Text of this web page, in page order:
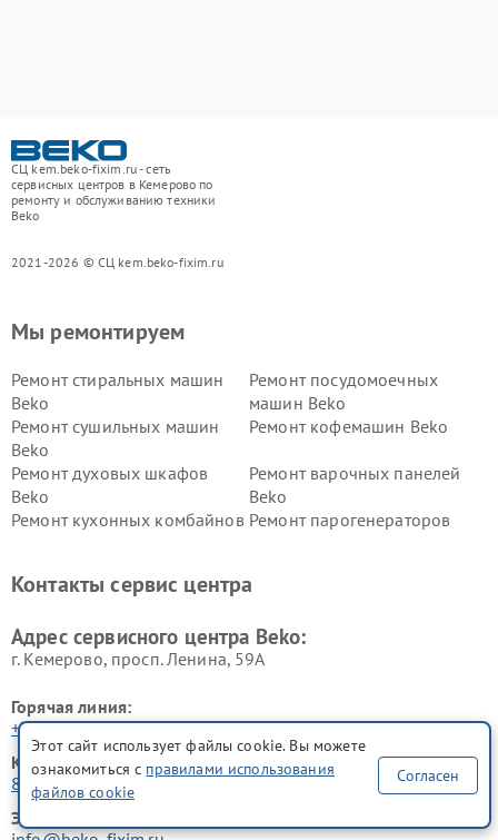
СЦ kem.beko-fixim.ru - сеть
сервисных центров в Кемерово по
ремонту и обслуживанию техники
Beko
2021-2026 © СЦ kem.beko-fixim.ru
Мы ремонтируем
Ремонт стиральных машин
Beko
Ремонт посудомоечных
машин Beko
Ремонт сушильных машин
Beko
Ремонт кофемашин Beko
Ремонт духовых шкафов
Beko
Ремонт варочных панелей
Beko
Ремонт кухонных комбайнов Ремонт парогенераторов
Ремонт холодильников Beko Ремонт морозильных камер
Контакты сервис центра
Адрес сервисного центра Beko:
г. Кемерово, просп. Ленина, 59А
Горячая линия:
+7 (800) 301-55-83
Контактный телефон:
8 (800) 301-55-83
Электронная почта:
Этот сайт использует файлы cookie. Вы можете
ознакомиться с правилами использования
файлов cookie
Согласен